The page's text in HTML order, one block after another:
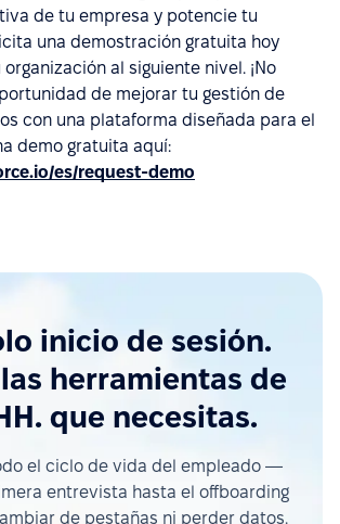
de tu empresa y potencie tu
una demostración gratuita hoy
al siguiente nivel. ¡No
de mejorar tu gestión de
con una plataforma diseñada para el
demo gratuita aquí:
es/request-demo
inicio de sesión.
herramientas de
que necesitas.
el ciclo de vida del empleado —
entrevista hasta el offboarding
de pestañas ni perder datos.